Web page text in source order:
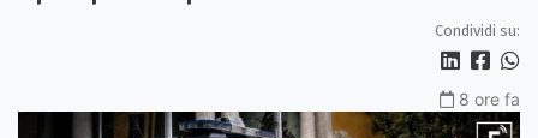
Condividi su:
8 ore fa